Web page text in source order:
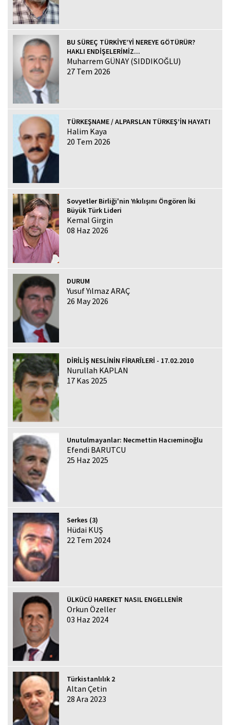
BU SÜREÇ TÜRKİYE’Yİ NEREYE GÖTÜRÜR?
HAKLI ENDİŞELERİMİZ...
Muharrem GÜNAY (SIDDIKOĞLU)
27 Tem 2026
TÜRKEŞNAME / ALPARSLAN TÜRKEŞ’İN HAYATI
Halim Kaya
20 Tem 2026
Sovyetler Birliği'nin Yıkılışını Öngören İki
Büyük Türk Lideri
Kemal Girgin
08 Haz 2026
DURUM
Yusuf Yılmaz ARAÇ
26 May 2026
DİRİLİŞ NESLİNİN FİRARÎLERİ - 17.02.2010
Nurullah KAPLAN
17 Kas 2025
Unutulmayanlar: Necmettin Hacıeminoğlu
Efendi BARUTCU
25 Haz 2025
Serkes (3)
Hüdai KUŞ
22 Tem 2024
ÜLKÜCÜ HAREKET NASIL ENGELLENİR
Orkun Özeller
03 Haz 2024
Türkistanlılık 2
Altan Çetin
28 Ara 2023